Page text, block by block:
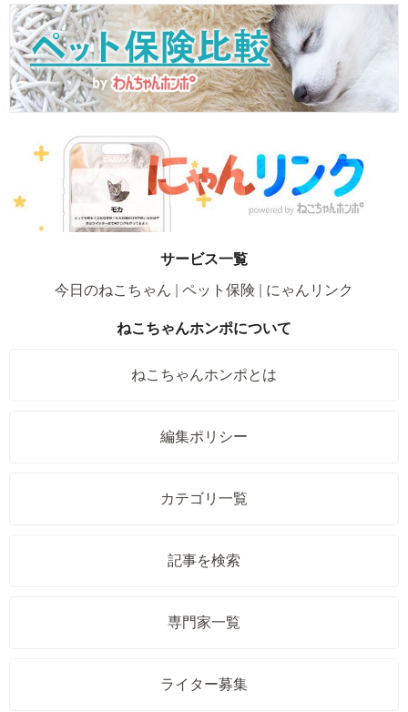
サービス一覧
今日のねこちゃん
ペット保険 にゃんリンク
ねこちゃんホンポについて
ねこちゃんホンポとは
編集ポリシー
カテゴリ一覧
記事を検索
専門家一覧
ライター募集